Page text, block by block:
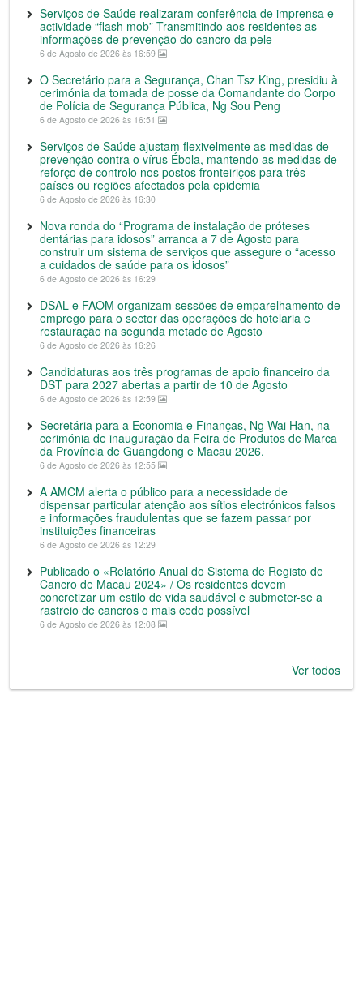
Serviços de Saúde realizaram conferência de imprensa e
actividade “flash mob” Transmitindo aos residentes as
informações de prevenção do cancro da pele
6 de Agosto de 2026 às 16:59
O Secretário para a Segurança, Chan Tsz King, presidiu à
cerimónia da tomada de posse da Comandante do Corpo
de Polícia de Segurança Pública, Ng Sou Peng
6 de Agosto de 2026 às 16:51
Serviços de Saúde ajustam flexivelmente as medidas de
prevenção contra o vírus Ébola, mantendo as medidas de
reforço de controlo nos postos fronteiriços para três
países ou regiões afectados pela epidemia
6 de Agosto de 2026 às 16:30
Nova ronda do “Programa de instalação de próteses
dentárias para idosos” arranca a 7 de Agosto para
construir um sistema de serviços que assegure o “acesso
a cuidados de saúde para os idosos”
6 de Agosto de 2026 às 16:29
DSAL e FAOM organizam sessões de emparelhamento de
emprego para o sector das operações de hotelaria e
restauração na segunda metade de Agosto
6 de Agosto de 2026 às 16:26
Candidaturas aos três programas de apoio financeiro da
DST para 2027 abertas a partir de 10 de Agosto
6 de Agosto de 2026 às 12:59
Secretária para a Economia e Finanças, Ng Wai Han, na
cerimónia de inauguração da Feira de Produtos de Marca
da Província de Guangdong e Macau 2026.
6 de Agosto de 2026 às 12:55
A AMCM alerta o público para a necessidade de
dispensar particular atenção aos sítios electrónicos falsos
e informações fraudulentas que se fazem passar por
instituições financeiras
6 de Agosto de 2026 às 12:29
Publicado o «Relatório Anual do Sistema de Registo de
Cancro de Macau 2024» / Os residentes devem
concretizar um estilo de vida saudável e submeter-se a
rastreio de cancros o mais cedo possível
6 de Agosto de 2026 às 12:08
Ver todos